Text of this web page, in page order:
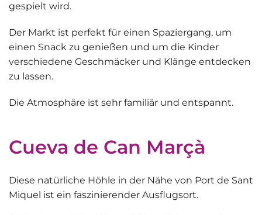
gespielt wird.
Der Markt ist perfekt für einen Spaziergang, um
einen Snack zu genießen und um die Kinder
verschiedene Geschmäcker und Klänge entdecken
zu lassen.
Die Atmosphäre ist sehr familiär und entspannt.
Cueva de Can Marçà
Diese natürliche Höhle in der Nähe von Port de Sant
Miquel ist ein faszinierender Ausflugsort.